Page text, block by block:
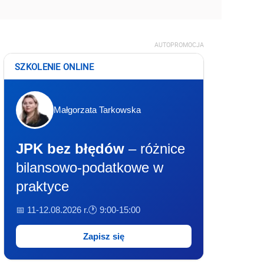
AUTOPROMOCJA
SZKOLENIE ONLINE
Małgorzata Tarkowska
JPK bez błędów – różnice
bilansowo-podatkowe w
praktyce
📅 11-12.08.2026 r.🕐 9:00-15:00
Zapisz się